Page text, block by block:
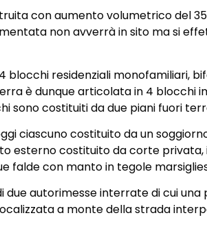
con aumento volumetrico del
non avverrà in sito ma si
blocchi residenziali monofamiliari,
è dunque articolata in 4 blocchi
sono costituiti da due piani fuori
ciascuno costituito da un
esterno costituito da corte
falde con manto in tegole
due autorimesse interrate di cui
a monte della strada